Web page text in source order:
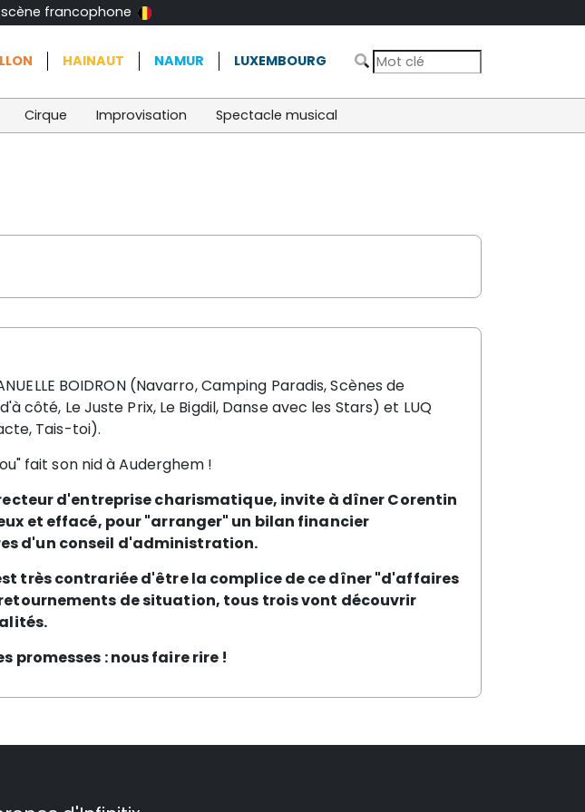
francophone
HAINAUT NAMUR LUXEMBOURG
Cirque Improvisation Spectacle musical
BOIDRON (Navarro, Camping Paradis, Scènes de
d'à côté, Le Juste Prix, Le Bigdil, Danse avec les Stars) et LUQ
Tais-toi).
fait son nid à Auderghem !
d'entreprise charismatique, invite à dîner Corentin
et effacé, pour "arranger" un bilan financier
d'un conseil d'administration.
très contrariée d'être la complice de ce dîner "d'affaires
de situation, tous trois vont découvrir
promesses : nous faire rire !